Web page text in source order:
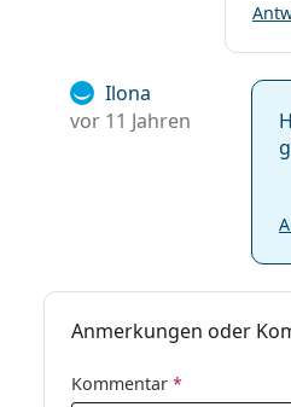
Ilona
vor 11 Jahren
Anmerkungen oder
Kommentar *